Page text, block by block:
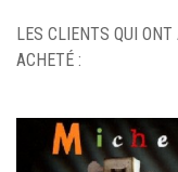
LES CLIENTS QUI
ACHETÉ :